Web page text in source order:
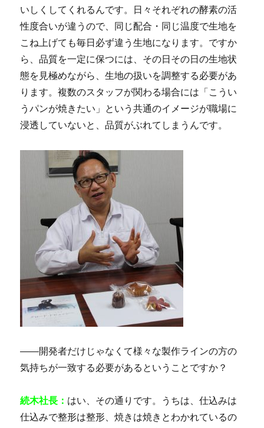
いしくしてくれるんです。日々それぞれの酵素の活
性度合いが違うので、同じ配合・同じ温度で生地を
こね上げても毎日必ず違う生地になります。ですか
ら、品質を一定に保つには、その日その日の生地状
態を見極めながら、生地の扱いを調整する必要があ
ります。複数のスタッフが関わる場合には「こうい
うパンが焼きたい」という共通のイメージが職場に
浸透していないと、品質がぶれてしまうんです。
――開発者だけじゃなくて様々な製作ラインの方の
気持ちが一致する必要があるということですか？
続木社長： はい、その通りです。うちは、仕込みは
仕込みで整形は整形、焼きは焼きとわかれているの